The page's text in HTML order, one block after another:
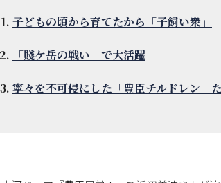
子どもの頃から育てたから「子飼い衆」
「賤ケ岳の戦い」で大活躍
寧々を不可侵にした「豊臣チルドレン」